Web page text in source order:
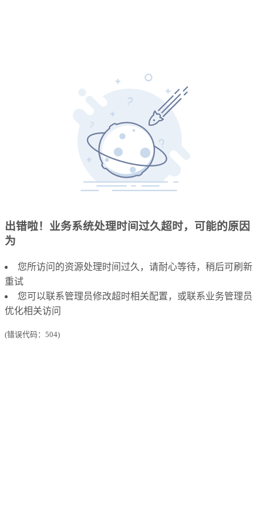
出错啦！业务系统处理时间过久超时，可能的原因
为
您所访问的资源处理时间过久，请耐心等待，稍后可刷新
重试
您可以联系管理员修改超时相关配置，或联系业务管理员
优化相关访问
(错误代码：504)